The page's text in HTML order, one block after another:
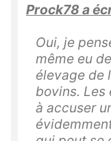
Prock78 a
Oui, je
même eu
élevage de
bovins.
à accuser